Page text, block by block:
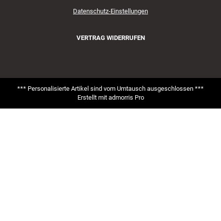
Datenschutz-Einstellungen
VERTRAG WIDERRUFEN
*** Personalisierte Artikel sind vom Umtausch ausgeschlossen ***
Erstellt mit admorris Pro